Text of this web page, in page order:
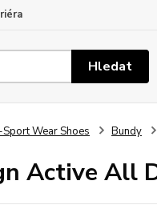
Hledat
Wear Shoes Bundy
Active All